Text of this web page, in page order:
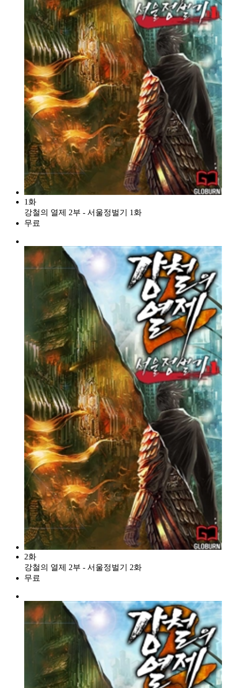
1화
강철의 열제 2부 - 서울정벌기 1화
무료
2화
강철의 열제 2부 - 서울정벌기 2화
무료